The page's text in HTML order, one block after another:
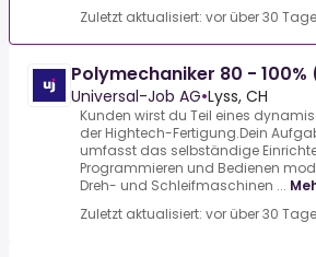
Zuletzt aktualisiert: vor über 30
Polymechaniker 80 -
Universal-Job AG•Lyss, CH
Kunden wirst du Teil eines
der Hightech-Fertigung.Dein
umfasst das selbständige
Programmieren und Bedienen
Dreh- und Schleifmaschinen ...
Zuletzt aktualisiert: vor über 30